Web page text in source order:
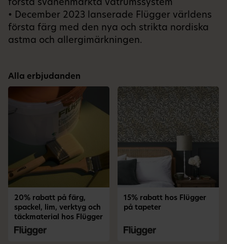
första svanenmärkta våtrumssystem
• December 2023 lanserade Flügger världens
första färg med den nya och strikta nordiska
astma och allergimärkningen.
Alla erbjudanden
20% rabatt på färg,
spackel, lim, verktyg och
täckmaterial hos Flügger
15% rabatt hos Flügger
på tapeter